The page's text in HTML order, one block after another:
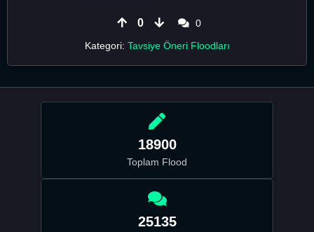
0
0
Kategori: Tavsiye Öneri Floodları
18900
Toplam Flood
25135